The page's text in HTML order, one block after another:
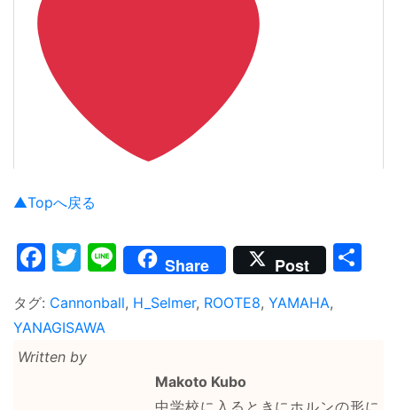
▲Topへ戻る
Facebook
Twitter
LineShare Post
タグ: Cannonball, H_Selmer, ROOTE8, YAMAHA,
YANAGISAWA
Written by
Makoto Kubo